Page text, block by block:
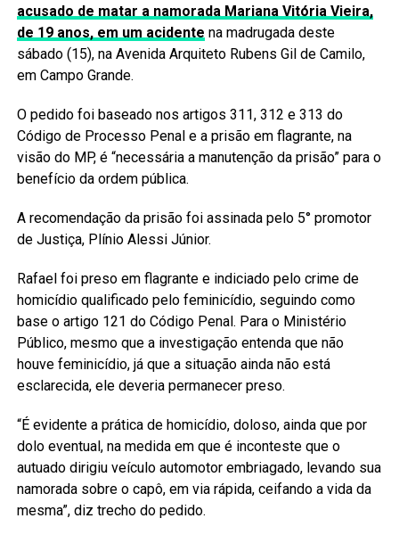
acusado de matar a namorada Mariana Vitória Vieira,
de 19 anos, em um acidente na madrugada deste
sábado (15), na Avenida Arquiteto Rubens Gil de Camilo,
em Campo Grande.
O pedido foi baseado nos artigos 311, 312 e 313 do
Código de Processo Penal e a prisão em flagrante, na
visão do MP, é “necessária a manutenção da prisão” para o
benefício da ordem pública.
A recomendação da prisão foi assinada pelo 5° promotor
de Justiça, Plínio Alessi Júnior.
Rafael foi preso em flagrante e indiciado pelo crime de
homicídio qualificado pelo feminicídio, seguindo como
base o artigo 121 do Código Penal. Para o Ministério
Público, mesmo que a investigação entenda que não
houve feminicídio, já que a situação ainda não está
esclarecida, ele deveria permanecer preso.
“É evidente a prática de homicídio, doloso, ainda que por
dolo eventual, na medida em que é inconteste que o
autuado dirigiu veículo automotor embriagado, levando sua
namorada sobre o capô, em via rápida, ceifando a vida da
mesma”, diz trecho do pedido.